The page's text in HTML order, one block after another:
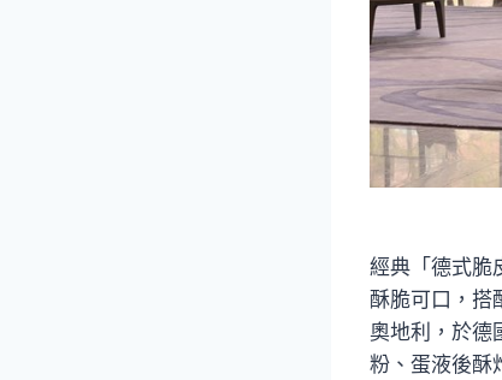
經典「德式脆
酥脆可口，搭
奧地利，於德
粉、蛋液後酥